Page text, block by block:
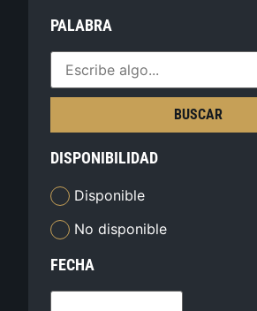
PALABRA
BUSCAR
DISPONIBILIDAD
Disponible
No disponible
FECHA